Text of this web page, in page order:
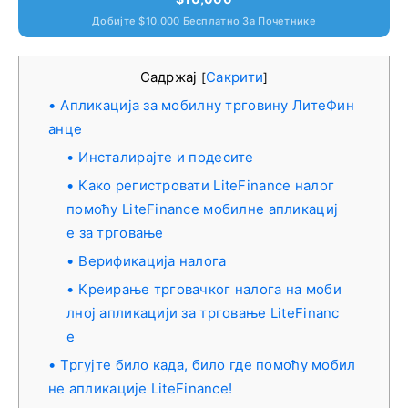
Добијте $10,000 Бесплатно За Почетнике
Садржај [Сакрити]
Апликација за мобилну трговину ЛитеФин
анце
Инсталирајте и подесите
Како регистровати LiteFinance налог
помоћу LiteFinance мобилне апликациј
е за трговање
Верификација налога
Креирање трговачког налога на моби
лној апликацији за трговање LiteFinanc
e
Тргујте било када, било где помоћу мобил
не апликације LiteFinance!